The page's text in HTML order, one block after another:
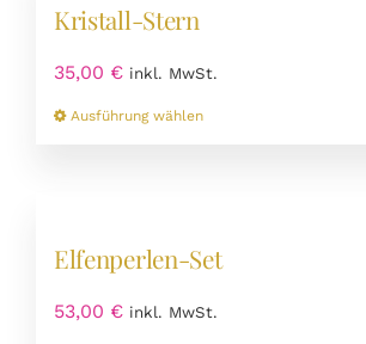
Optionen
werden
Kristall-Stern
35,00 € inkl. MwSt.
Ausführung wählenDieses
auf.
Optionen
Elfenperlen-Set
53,00 € inkl. MwSt.